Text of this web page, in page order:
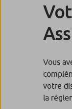
Vous
votre
la